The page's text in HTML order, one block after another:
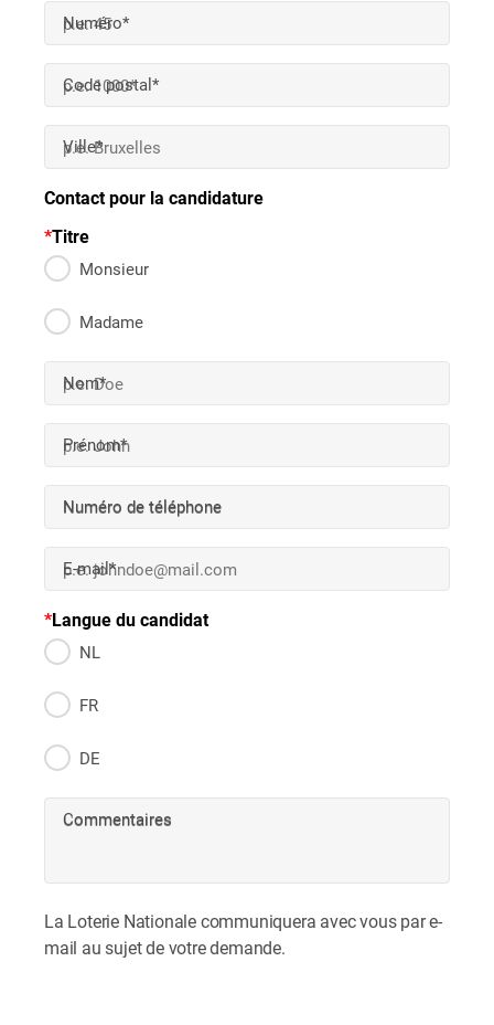
Numéro*
Code postal*
Ville*
Contact pour la candidature
Titre
Monsieur
Madame
Nom*
Prénom*
Numéro de téléphone
E-mail*
Langue du candidat
NL
FR
DE
Commentaires
La Loterie Nationale communiquera avec vous par e-
mail au sujet de votre demande.